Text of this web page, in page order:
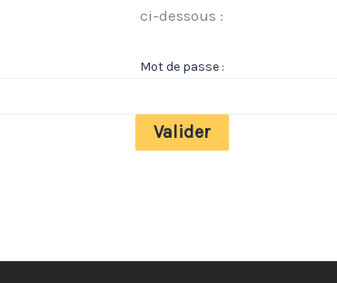
ci-dessous :
Mot de passe :